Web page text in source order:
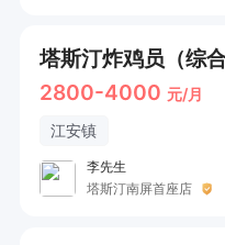
塔斯汀炸鸡员（综
2800-4000 元/月
江安镇
李先生
塔斯汀南屏首座店